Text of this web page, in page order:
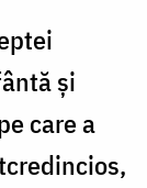
și
care a